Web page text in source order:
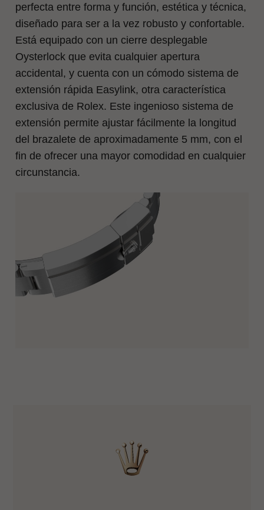
perfecta entre forma y función, estética y técnica,
diseñado para ser a la vez robusto y confortable.
Está equipado con un cierre desplegable
Oysterlock que evita cualquier apertura
accidental, y cuenta con un cómodo sistema de
extensión rápida Easylink, otra característica
exclusiva de Rolex. Este ingenioso sistema de
extensión permite ajustar fácilmente la longitud
del brazalete de aproximadamente 5 mm, con el
fin de ofrecer una mayor comodidad en cualquier
circunstancia.